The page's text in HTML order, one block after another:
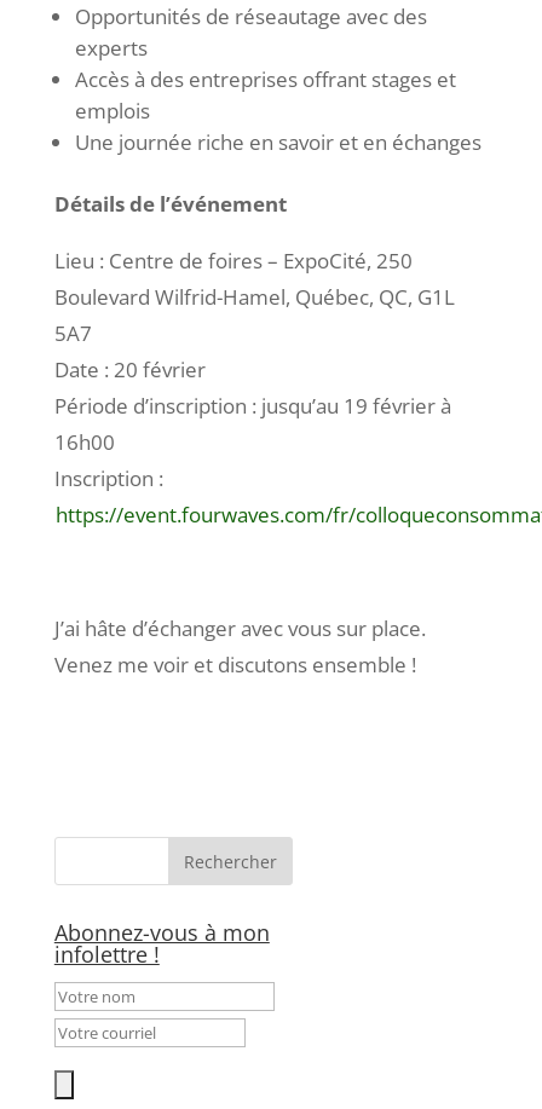
Opportunités de réseautage avec des
experts
Accès à des entreprises offrant stages et
emplois
Une journée riche en savoir et en échanges
Détails de l’événement
Lieu : Centre de foires – ExpoCité, 250
Boulevard Wilfrid-Hamel, Québec, QC, G1L
5A7
Date : 20 février
Période d’inscription : jusqu’au 19 février à
16h00
Inscription :
https://event.fourwaves.com/fr/
J’ai hâte d’échanger avec vous sur place.
Venez me voir et discutons ensemble !
Abonnez-vous à mon
infolettre !